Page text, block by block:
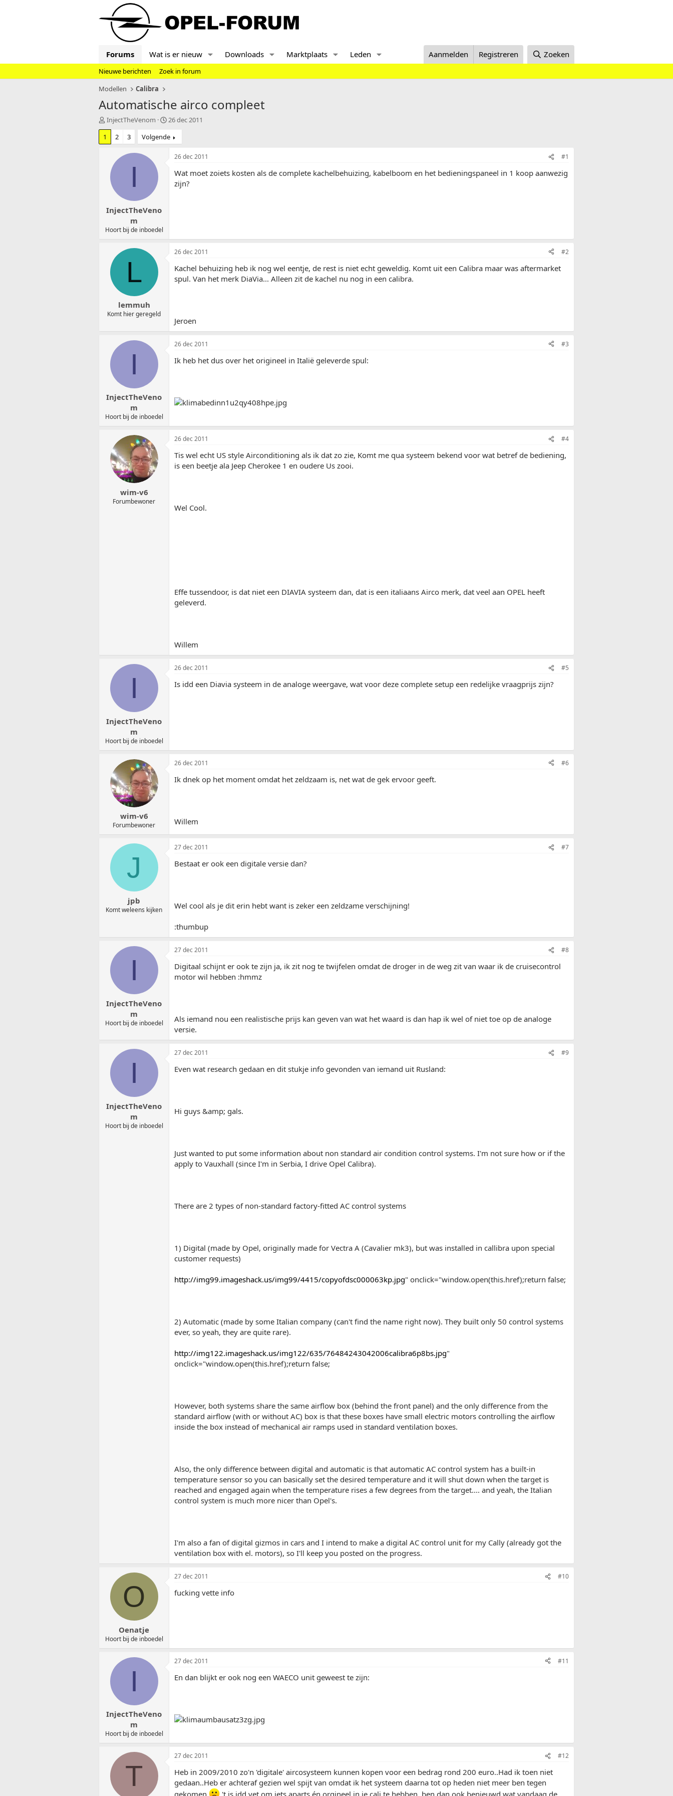
Forums Wat is er nieuw Downloads Marktplaats Leden Aanmelden Registreren Zoeken
Nieuwe berichten
Zoek in forum
Modellen
Calibra
Automatische airco compleet
T
o
i
e
InjectTheVenom
S
a
r
26 dec 2011
1
2 3 Volgende
I
InjectTheVeno
m
Hoort bij de inboedel
26 dec 2011 #1
Wat moet zoiets kosten als de complete kachelbehuizing, kabelboom en het bedieningspaneel in 1 koop aanwezig
zijn?
L
lemmuh
Komt hier geregeld
26 dec 2011 #2
Kachel behuizing heb ik nog wel eentje, de rest is niet echt geweldig. Komt uit een Calibra maar was aftermarket
spul. Van het merk DiaVia... Alleen zit de kachel nu nog in een calibra.
Jeroen
I
InjectTheVeno
m
Hoort bij de inboedel
26 dec 2011 #3
Ik heb het dus over het origineel in Italië geleverde spul:
wim-v6
Forumbewoner
26 dec 2011 #4
Tis wel echt US style Airconditioning als ik dat zo zie, Komt me qua systeem bekend voor wat betref de bediening,
is een beetje ala Jeep Cherokee 1 en oudere Us zooi.
Wel Cool.
Effe tussendoor, is dat niet een DIAVIA systeem dan, dat is een italiaans Airco merk, dat veel aan OPEL heeft
geleverd.
Willem
I
InjectTheVeno
m
Hoort bij de inboedel
26 dec 2011 #5
Is idd een Diavia systeem in de analoge weergave, wat voor deze complete setup een redelijke vraagprijs zijn?
wim-v6
Forumbewoner
26 dec 2011 #6
Ik dnek op het moment omdat het zeldzaam is, net wat de gek ervoor geeft.
Willem
J
jpb
Komt weleens kijken
27 dec 2011 #7
Bestaat er ook een digitale versie dan?
Wel cool als je dit erin hebt want is zeker een zeldzame verschijning!
:thumbup
I
InjectTheVeno
m
Hoort bij de inboedel
27 dec 2011 #8
Digitaal schijnt er ook te zijn ja, ik zit nog te twijfelen omdat de droger in de weg zit van waar ik de cruisecontrol
motor wil hebben :hmmz
Als iemand nou een realistische prijs kan geven van wat het waard is dan hap ik wel of niet toe op de analoge
versie.
I
InjectTheVeno
m
Hoort bij de inboedel
27 dec 2011 #9
Even wat research gedaan en dit stukje info gevonden van iemand uit Rusland:
Hi guys &amp; gals.
Just wanted to put some information about non standard air condition control systems. I'm not sure how or if the
apply to Vauxhall (since I'm in Serbia, I drive Opel Calibra).
There are 2 types of non-standard factory-fitted AC control systems
1) Digital (made by Opel, originally made for Vectra A (Cavalier mk3), but was installed in callibra upon special
customer requests)
http://img99.imageshack.us/img99/4415/copyofdsc000063kp.jpg" onclick="window.open(this.href);return false;
2) Automatic (made by some Italian company (can't find the name right now). They built only 50 control systems
ever, so yeah, they are quite rare).
http://img122.imageshack.us/img122/635/76484243042006calibra6p8bs.jpg"
onclick="window.open(this.href);return false;
However, both systems share the same airflow box (behind the front panel) and the only difference from the
standard airflow (with or without AC) box is that these boxes have small electric motors controlling the airflow
inside the box instead of mechanical air ramps used in standard ventilation boxes.
Also, the only difference between digital and automatic is that automatic AC control system has a built-in
temperature sensor so you can basically set the desired temperature and it will shut down when the target is
reached and engaged again when the temperature rises a few degrees from the target.... and yeah, the Italian
control system is much more nicer than Opel's.
I'm also a fan of digital gizmos in cars and I intend to make a digital AC control unit for my Cally (already got the
ventilation box with el. motors), so I'll keep you posted on the progress.
O
Oenatje
Hoort bij de inboedel
27 dec 2011 #10
fucking vette info
I
InjectTheVeno
m
Hoort bij de inboedel
27 dec 2011 #11
En dan blijkt er ook nog een WAECO unit geweest te zijn:
T
27 dec 2011 #12
Heb in 2009/2010 zo'n 'digitale' aircosysteem kunnen kopen voor een bedrag rond 200 euro..Had ik toen niet
gedaan..Heb er achteraf gezien wel spijt van omdat ik het systeem daarna tot op heden niet meer ben tegen